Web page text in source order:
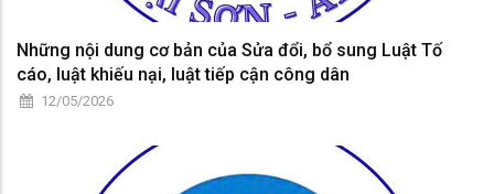
Những nội dung cơ bản của Sửa đổi, bổ sung Luật Tố
cáo, luật khiếu nại, luật tiếp cận công dân
12/05/2026